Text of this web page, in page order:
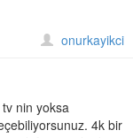
onurkayikci
nin yoksa
4k bir